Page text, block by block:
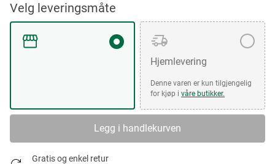
Velg leveringsmåte
Hjemlevering
Denne varen er kun tilgjengelig
for kjøp i våre butikker.
Legg i handlekurven
Gratis og enkel retur